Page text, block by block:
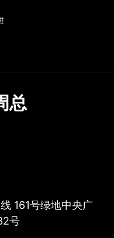
总
161号绿地中央广
号